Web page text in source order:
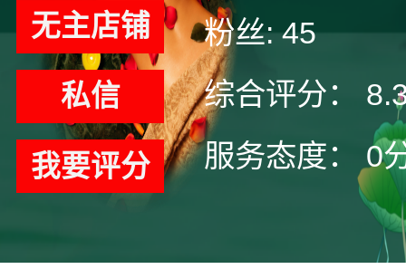
无主店铺
私信
我要评分
粉丝: 45
综合评分：
服务态度：
0